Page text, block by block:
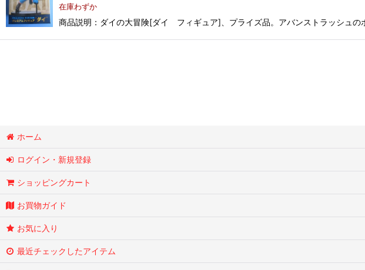
在庫わずか
商品説明：ダイの大冒険[ダイ フィギュア]、プライズ品。アバンストラッシュ
ホーム
ログイン・新規登録
ショッピングカート
お買物ガイド
お気に入り
最近チェックしたアイテム